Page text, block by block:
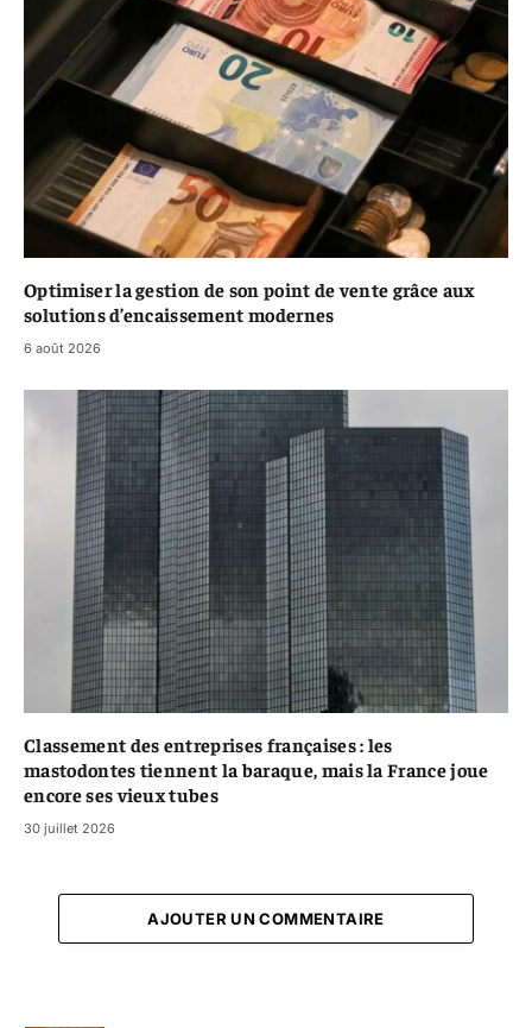
Optimiser la gestion de son point de vente grâce aux
solutions d’encaissement modernes
6 août 2026
Classement des entreprises françaises : les
mastodontes tiennent la baraque, mais la France joue
encore ses vieux tubes
30 juillet 2026
AJOUTER UN COMMENTAIRE